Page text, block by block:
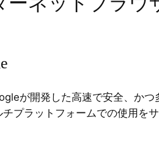
が開発した高速で安全、かつ
プラットフォームでの使用を